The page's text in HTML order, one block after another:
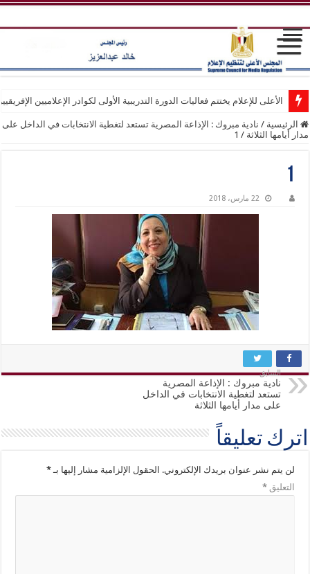
الأعلى للإعلام يختتم فعاليات الدورة التدريبية الأولى لكوادر الإعلاميين
الرئيسية / نادية مبروك : الإذاعة المصرية تستعد لتغطية الانتخابات في الداخل على
مدار أيامها الثلاثة /
1
1
22 مارس، 2018
السابق
نادية مبروك : الإذاعة المصرية
تستعد لتغطية الانتخابات في الداخل
على مدار أيامها الثلاثة
اترك تعليقاً
لن يتم نشر عنوان بريدك الإلكتروني. الحقول الإلزامية مشار إليها بـ*
التعليق*